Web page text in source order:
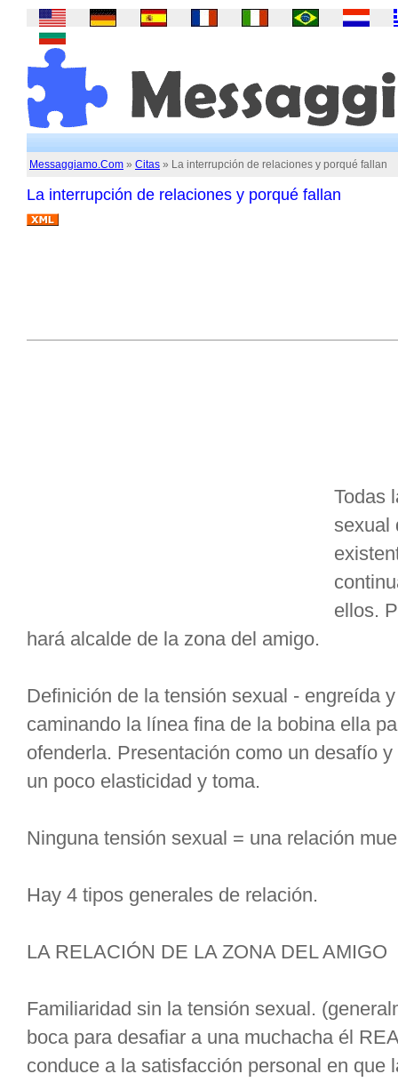
Messaggiamo.Com » Citas » La interrupción de relaciones y porqué fallan
La interrupción de relaciones y porqué fallan
Todas
sexual
ellos.
hará alcalde de la zona del amigo.
Definición de la tensión sexual - engreída
caminando la línea fina de la bobina ella
ofenderla. Presentación como un desafío
un poco elasticidad y toma.
Ninguna tensión sexual = una relación
Hay 4 tipos generales de relación.
LA RELACIÓN DE LA ZONA DEL AMIGO
Familiaridad sin la tensión sexual.
boca para desafiar a una muchacha él
conduce a la satisfacción personal en que